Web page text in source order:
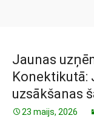
Jaunas
Konektikutā:
uzsākšanas
23 maijs, 2026